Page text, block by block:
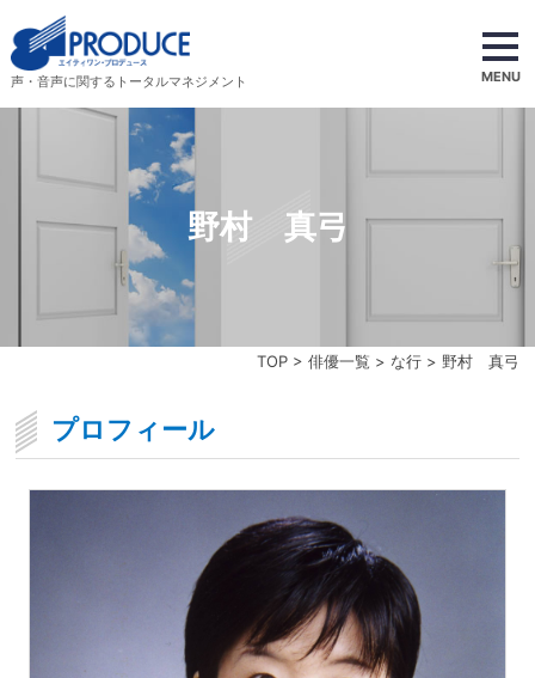
声・音声に関するトータルマネジメント MENU
TOP> 俳優一覧 > な行> 野村 真弓
野村 真弓
プロフィール